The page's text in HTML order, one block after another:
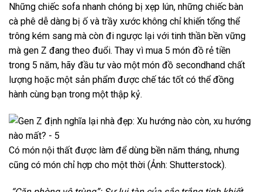
Những chiếc sofa nhanh chóng bị xẹp lún, những chiếc bàn
cà phê dễ dàng bị ố và trầy xước không chỉ khiến tổng thể
trông kém sang mà còn đi ngược lại với tinh thần bền vững
mà gen Z đang theo đuổi. Thay vì mua 5 món đồ rẻ tiền
trong 5 năm, hãy đầu tư vào một món đồ secondhand chất
lượng hoặc một sản phẩm được chế tác tốt có thể đồng
hành cùng bạn trong một thập kỷ.
Có món nội thất được làm để dùng bền năm tháng, nhưng
cũng có món chỉ hợp cho một thời (Ảnh: Shutterstock).